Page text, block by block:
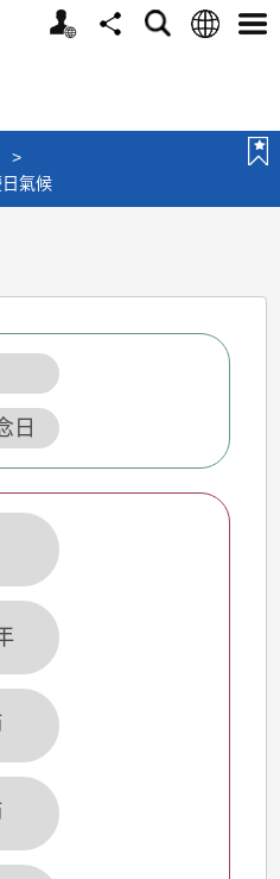
個
分
搜
語
選
>
氣候
日